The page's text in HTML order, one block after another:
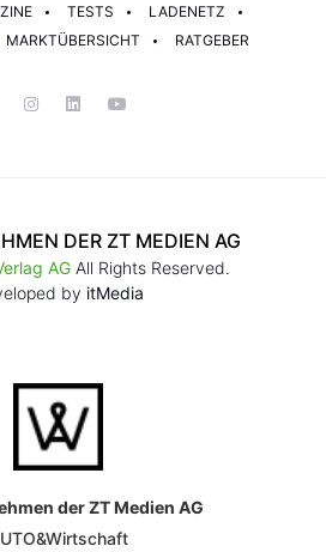
TESTS
LADENETZ
MARKTÜBERSICHT RATGEBER
DER ZT MEDIEN AG
AG All Rights Reserved.
by itMedia
der ZT Medien AG